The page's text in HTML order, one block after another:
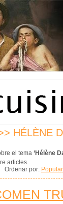
HÉLÈNE
el tema ‘Hélène
articles.
Ordenar por: